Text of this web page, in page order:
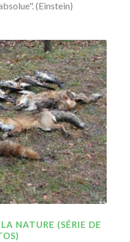
(Einstein)
NATURE (SÉRIE DE